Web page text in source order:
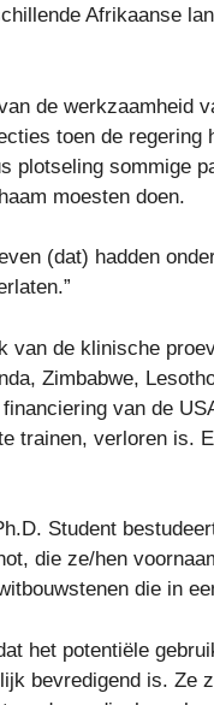
Afrikaanse
de werkzaamheid
toen de regering
plotseling sommige
moesten doen.
(dat) hadden
van de klinische
Zimbabwe,
van de
trainen, verloren is.
Student
die ze/hen
die in
het potentiële
bevredigend is. Ze